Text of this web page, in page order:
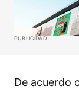
PUBLICIDAD
De acuerdo